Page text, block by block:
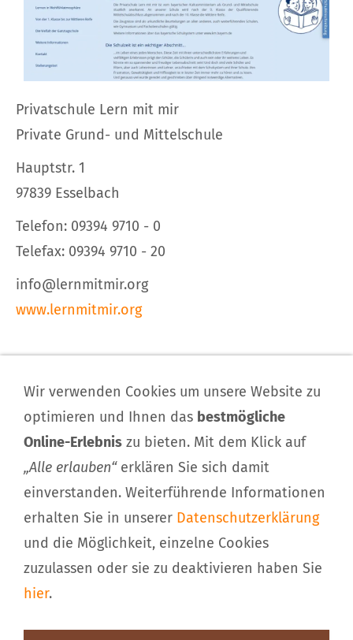
Privatschule Lern mit mir
Private Grund- und Mittelschule
Hauptstr. 1
97839 Esselbach
Telefon: 09394 9710 - 0
Telefax: 09394 9710 - 20
info@lernmitmir.org
www.lernmitmir.org
Impressum
Kontakt
Download
Haftungsausschluss
Sitemap
Datenschutzerklärung
Cookieeinwilligung
© Kindergartenland e.V., Kinderhaus »SPIEL MIT
Wir verwenden Cookies um unsere Website zu
optimieren und Ihnen das bestmögliche
Online-Erlebnis zu bieten. Mit dem Klick auf
„Alle erlauben“erklären Sie sich damit
einverstanden. Weiterführende Informationen
erhalten Sie in unserer Datenschutzerklärung
und die Möglichkeit, einzelne Cookies
zuzulassen oder sie zu deaktivieren haben Sie
hier.